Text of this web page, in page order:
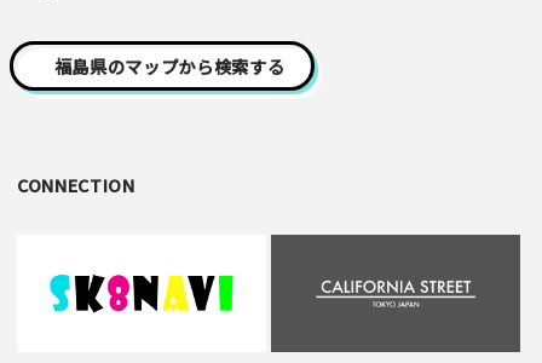
福島県のマップから検索する
CONNECTION